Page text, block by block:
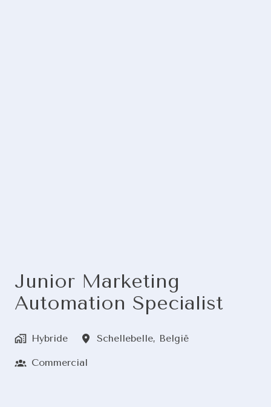
Junior Marketing
Automation Specialist
Hybride Schellebelle, België
Commercial